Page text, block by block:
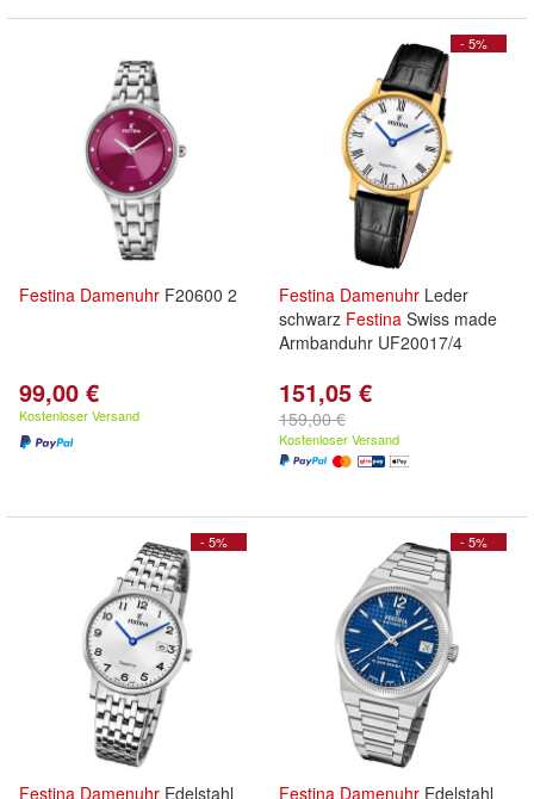
Festina Damenuhr F20600 2
99,00 €
Kostenloser Versand
- 5%
Festina Damenuhr Leder
schwarz Festina Swiss made
Armbanduhr UF20017/4
151,05 €
159,00 €
Kostenloser Versand
- 5%
Festina Damenuhr Edelstahl
- 5%
Festina Damenuhr Edelstahl